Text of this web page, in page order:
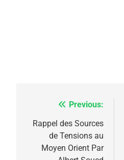
Navigation
de
l’article
Previous:
Rappel des Sources
de Tensions au
Moyen Orient Par